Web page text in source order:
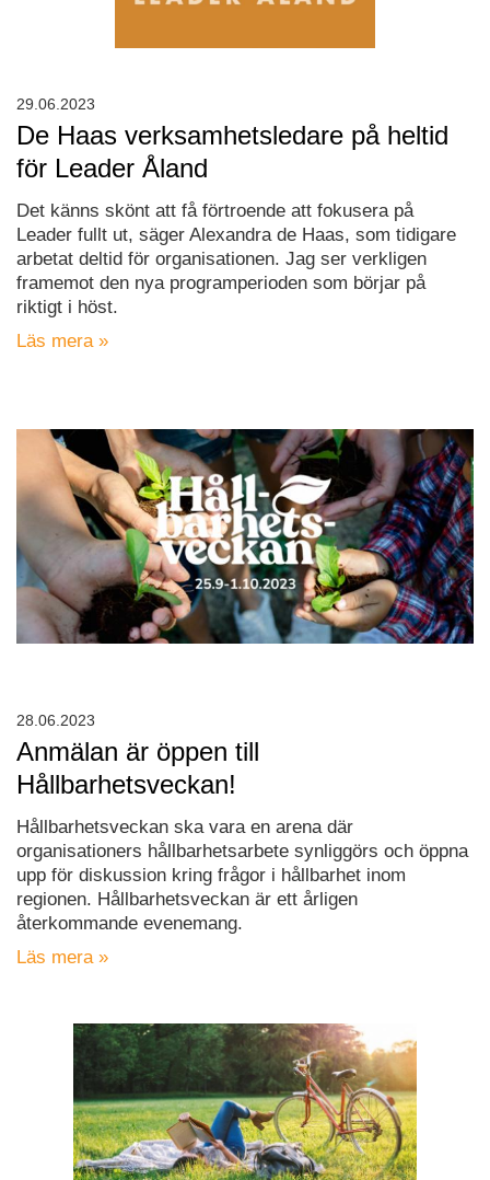
De Haas verksamhetsledare på heltid
för Leader Åland
Det känns skönt att få förtroende att fokusera på
Leader fullt ut, säger Alexandra de Haas, som tidigare
arbetat deltid för organisationen. Jag ser verkligen
framemot den nya programperioden som börjar på
riktigt i höst.
Läs mera »
29.06.2023
Anmälan är öppen till
Hållbarhetsveckan!
Hållbarhetsveckan ska vara en arena där
organisationers hållbarhetsarbete synliggörs och öppna
upp för diskussion kring frågor i hållbarhet inom
regionen. Hållbarhetsveckan är ett årligen
återkommande evenemang.
Läs mera »
28.06.2023